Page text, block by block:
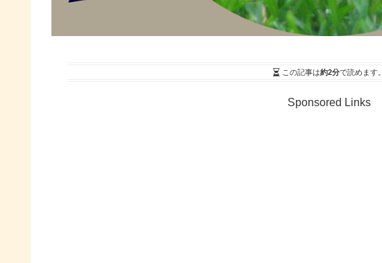
この記事は約2分で読めます。
Sponsored Links